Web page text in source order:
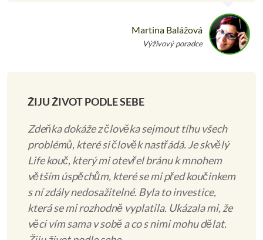
Martina Balážová
Výživový poradce
ŽIJU ŽIVOT PODLE SEBE
Zdeňka dokáže z člověka sejmout tíhu všech
problémů, které si člověk nastřádá. Je skvělý
Life kouč, který mi otevřel bránu k mnohem
větším úspěchům, které se mi před koučinkem
s ní zdály nedosažitelné. Byla to investice,
která se mi rozhodně vyplatila. Ukázala mi, že
věci vím sama v sobě a co s nimi mohu dělat.